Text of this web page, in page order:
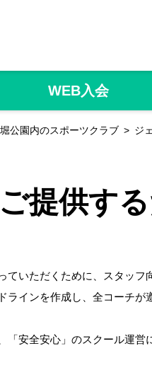
WEB入会
公園内のスポーツクラブ ジ
提供する
いただくために、スタッフ
インを作成し、全コーチが
「安全安心」のスクール運営